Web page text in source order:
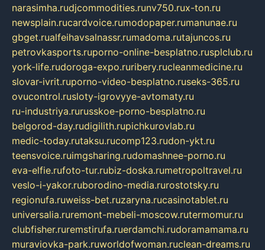
narasimha.rudjcommodities.runv750.rux-ton.ru
newsplain.rucardvoice.rumodopaper.rumanunae.ru
gbget.rualfeihavsalnassr.rumadoma.rutajuncos.ru
petrovkasports.ruporno-online-besplatno.rusplclub.ru
york-life.rudoroga-expo.ruribery.rucleanmedicine.ru
slovar-ivrit.ruporno-video-besplatno.ruseks-365.ru
ovucontrol.rusloty-igrovyye-avtomaty.ru
ru-industriya.rurusskoe-porno-besplatno.ru
belgorod-day.rudigilith.rupichkurovlab.ru
medic-today.rutaksu.rucomp123.rudon-ykt.ru
teensvoice.ruimgsharing.rudomashnee-porno.ru
eva-elfie.rufoto-tur.rubiz-doska.rumetropoltravel.ru
veslo-i-yakor.ruborodino-media.rurostotsky.ru
regionufa.ruweiss-bet.ruzaryna.rucasinotablet.ru
universalia.ruremont-mebeli-moscow.rutermomur.ru
clubfisher.ruremstirufa.ruerdamchi.rudoramamama.ru
muraviovka-park.ruworldofwoman.ruclean-dreams.ru